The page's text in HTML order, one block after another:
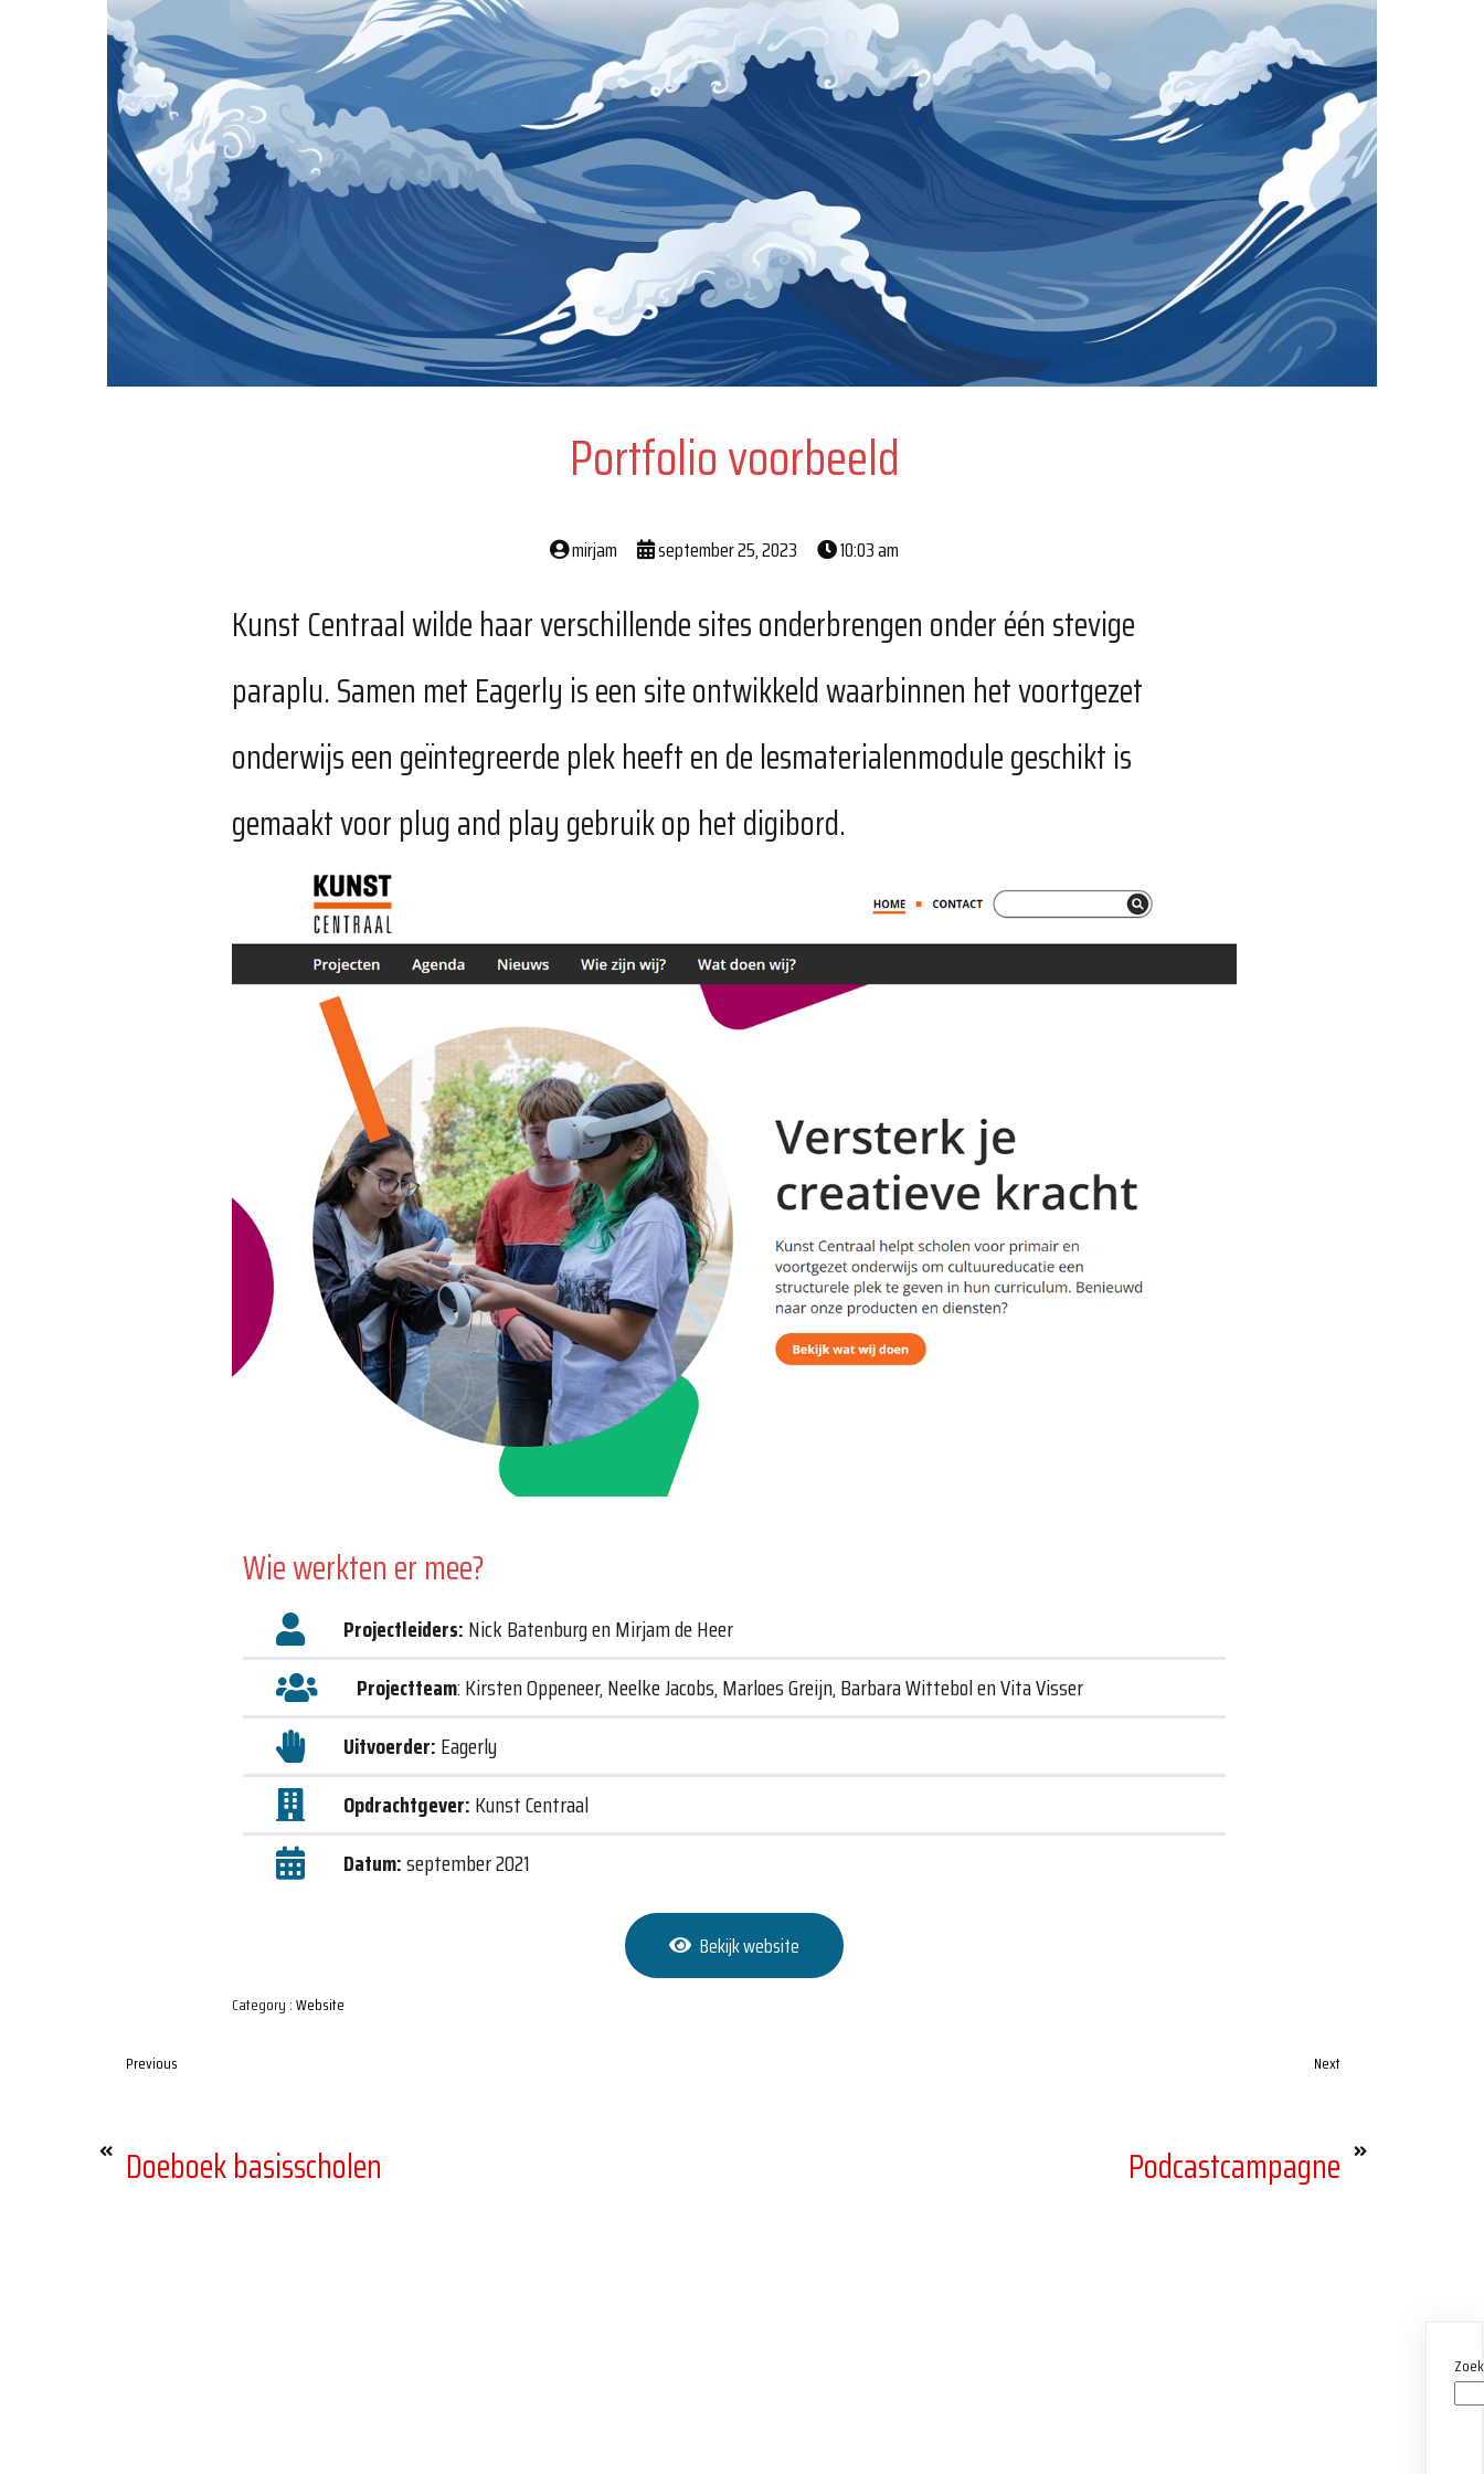
Portfolio voorbeeld
mirjam september 25, 2023 10:03 am
Kunst Centraal wilde haar verschillende sites onderbrengen onder één stevige
paraplu. Samen met Eagerly is een site ontwikkeld waarbinnen het voortgezet
onderwijs een geïntegreerde plek heeft en de lesmaterialenmodule geschikt is
gemaakt voor plug and play gebruik op het digibord.
Wie werkten er mee?
Projectleiders:Nick Batenburg en Mirjam de Heer
Projectteam: Kirsten Oppeneer, Neelke Jacobs, Marloes Greijn, Barbara Wittebol en Vita Visser
Uitvoerder:Eagerly
Opdrachtgever:Kunst Centraal
Datum:september 2021
Bekijk website
Category :Website
Previous
Doeboek basisscholen
Next
Podcastcampagne